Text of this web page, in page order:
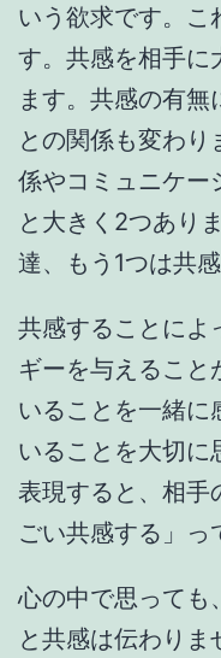
いう欲求です。こ
す。共感を相手に
ます。共感の有
との関係も変わり
係やコミュニケー
と大きく2つあり
達、もう1つは共感
共感することによ
ギーを与えること
いることを一緒に
いることを大切に
表現すると、相手
ごい共感する」っ
心の中で思っても
と共感は伝わりま